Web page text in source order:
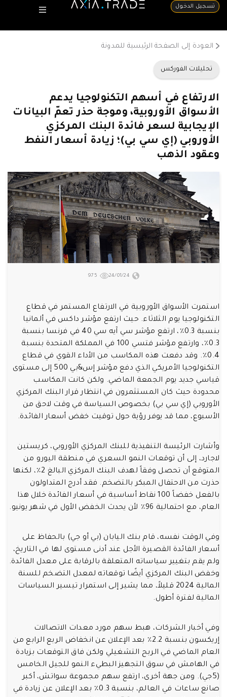
تسجيل الدخول
العودة إلى الصفحة الرئيسية للمدونة
تحليلات الفوركس
الارتفاع في أسهم التكنولوجيا يدعم
الأسواق الأوروبية، وموجة حذر تعمّ البيانات
الإيجابية لسعر فائدة البنك المركزي
الأوروبي (إي سي بي)؛ زيادة أسعار النفط
وعقود الذهب
24/01/24
975
استمرت الأسواق الأوروبية في الارتفاع المستمر في قطاع
التكنولوجيا يوم الثلاثاء. حيث ارتفع مؤشر داكس في ألمانيا
بنسبة 0.3٪، ارتفع مؤشر سي آيه سي 40 في فرنسا بنسبة
0.3٪، وارتفع مؤشر فتسي 100 في المملكة المتحدة بنسبة
0.4٪. وقد دفعت هذه المكاسب من الأداء القوي في قطاع
التكنولوجيا الأمريكي الذي دفع مؤشر إس&بي 500 إلى مستوى
قياسي جديد يوم الجمعة الماضي. ولكن كانت المكاسب
محدودة حيث كان المستثمرون في انتظار قرار البنك المركزي
الأوروبي (إي سي بي) بخصوص السياسة في وقت لاحق من
الأسبوع، مما قد يوفر رؤية حول توقيت خفض أسعار الفائدة.
وأشارت الرئيسة التنفيذية للبنك المركزي الأوروبي، كريستين
لاجارد، إلى أن توقعات النمو السعري في منطقة اليورو من
المتوقع أن تحصل وفقاً لهدف البنك المركزي البالغ 2٪، لكنها
حذرت من الاحتفال المبكر بالتضخم. فقد أدرج المتداولون
بالفعل خفضاً 100 نقاط أساسية في أسعار الفائدة خلال هذا
العام، مع احتمالية 96٪ لأن يحدث الخفض الأول في شهر يونيو.
وفي الوقت نفسه، قام بنك اليابان (بي أو جي) بالحفاظ على
أسعار الفائدة القصيرة الأجل عند أدنى مستوى لها في التاريخ،
ولم يقم بتغيير سياساته المتعلقة بالرقابة على معدل الفائدة.
وخفض البنك المركزي أيضًا توقعاته لمعدل التضخم للسنة
المالية 2024 قليلاً، مما يشير إلى استمرار تيسير السياسات
المالية لفترة أطول.
وفي أخبار الشركات، هبط سهم مورد معدات الاتصالات
إريكسون بنسبة 2.2٪ بعد الإعلان عن انخفاض الربع الرابع من
العام الماضي في الربح التشغيلي ولكن فاق التوقعات بزيادة
في الهامش في سوق التجهيز البطيء النمو للجيل الخامس
(5جي). ومن جهة أخرى، ارتفع سهم مجموعة سواتش، أكبر
صانع ساعات في العالم، بنسبة 0.3٪ بعد الإعلان عن زيادة في